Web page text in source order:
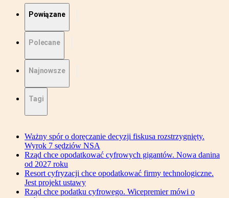
Powiązane
Polecane
Najnowsze
Tagi
Ważny spór o doręczanie decyzji fiskusa rozstrzygnięty.
Wyrok 7 sędziów NSA
Rząd chce opodatkować cyfrowych gigantów. Nowa danina
od 2027 roku
Resort cyfryzacji chce opodatkować firmy technologiczne.
Jest projekt ustawy
Rząd chce podatku cyfrowego. Wicepremier mówi o